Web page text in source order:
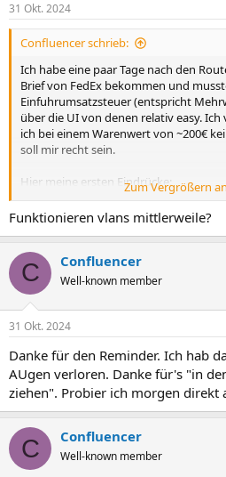
e
n
31 Okt. 2024
Confluencer schrieb:
Ich habe eine paar Tage nach den
Brief von FedEx bekommen und
Einfuhrumsatzsteuer (entspricht
über die UI von denen relativ easy.
ich bei einem Warenwert von ~200€
soll mir recht sein.
Hier meine ersten Eindrücke:
Das Gerät basiert auf OpenWRT
Mods von GL.iNet daher. Es hat ein
diverse Stabilitätsprobleme behebt.
Zeit dauern, bis alle Kinderkrankheiten
sich wie eine Beta-Firmware an.
Die Einrichtung über die UI geht flott
einen dieser Router als AP betreibt,
WLAN. Da fragt man sich, wie die
dort klappt es vermutlich wegen dem
Switch über alle Mesh-Teilnehmer
diesen Routern in Form von BATMAN
nachträglich reinzimmern kann), aber
es Out of Scope.
Zum Vergrößern
Funktionieren vlans mittlerweile?
C Confluencer
Well-known member
31 Okt. 2024
Danke für den Reminder. Ich hab
AUgen verloren. Danke für's "in
ziehen". Probier ich morgen direkt
C Confluencer
Well-known member